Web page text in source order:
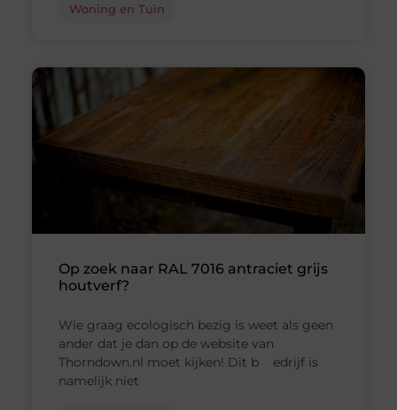
Woning en Tuin
Op zoek naar RAL 7016 antraciet grijs
houtverf?
Wie graag ecologisch bezig is weet als geen
ander dat je dan op de website van
Thorndown.nl moet kijken! Dit b edrijf is
namelijk niet